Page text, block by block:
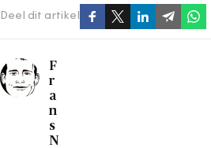
Deel dit artikel
F
r
a
n
s
N